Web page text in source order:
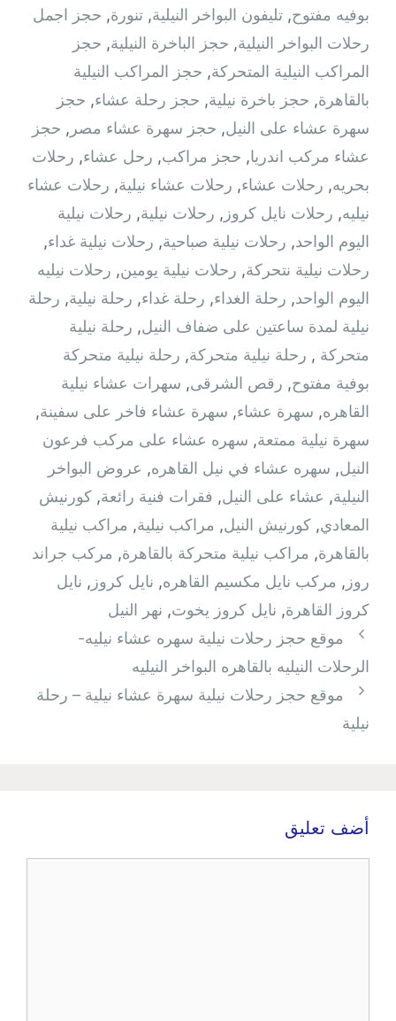
بوفيه مفتوح, تليفون البواخر النيلية, تنورة, حجز اجمل
رحلات البواخر النيلية, حجز الباخرة النيلية, حجز
المراكب النيلية المتحركة, حجز المراكب النيلية
بالقاهرة, حجز باخرة نيلية, حجز رحلة عشاء, حجز
سهرة عشاء على النيل, حجز سهرة عشاء مصر , حجز
عشاء مركب اندريا, حجز مراكب, رحل عشاء, رحلات
بحريه, رحلات عشاء, رحلات عشاء نيلية, رحلات عشاء
نيليه, رحلات نايل كروز , رحلات نيلية, رحلات نيلية
اليوم الواحد, رحلات نيلية صباحية, رحلات نيلية غداء,
رحلات نيلية نتحركة, رحلات نيلية يومين, رحلات نيليه
اليوم الواحد, رحلة الغداء, رحلة غداء, رحلة نيلية, رحلة
نيلية لمدة ساعتين على ضفاف النيل, رحلة نيلية
متحركة ‫ , رحلة نيلية متحركة, رحلة نيلية متحركة
بوفية مفتوح, رقص الشرقى, سهرات عشاء نيلية
القاهره, سهرة عشاء, سهرة عشاء فاخر على سفينة,
سهرة نيلية ممتعة, سهره عشاء على مركب فرعون
النيل, سهره عشاء في نيل القاهره‏, عروض البواخر
النيلية, عشاء على النيل, فقرات فنية رائعة, كورنيش
المعادي, كورنيش النيل, مراكب نيلية, مراكب نيلية
بالقاهرة, مراكب نيلية متحركة بالقاهرة, مركب جراند
روز , مركب نايل مكسيم القاهره, نايل كروز , نايل
كروز القاهرة, نايل كروز يخوت, نهر النيل
موقع حجز رحلات نيلية سهره عشاء نيليه-
الرحلات النيليه بالقاهره البواخر النيليه
موقع حجز رحلات نيلية سهرة عشاء نيلية – رحلة
نيلية
أضف تعليق